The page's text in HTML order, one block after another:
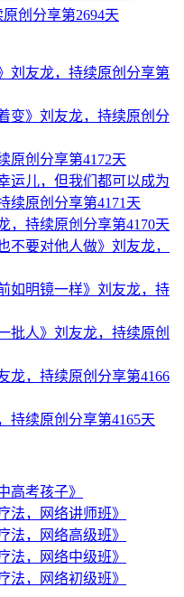
刘友龙，持续原创分享第
变》刘友龙，持续原创分
原创分享第4172天
运儿，但我们都可以成为
续原创分享第4171天
，持续原创分享第4170天
不要对他人做》刘友龙，
如明镜一样》刘友龙，持
批人》刘友龙，持续原创
龙，持续原创分享第4166
持续原创分享第4165天
高考孩子》
法，网络讲师班》
法，网络高级班》
法，网络中级班》
法，网络初级班》